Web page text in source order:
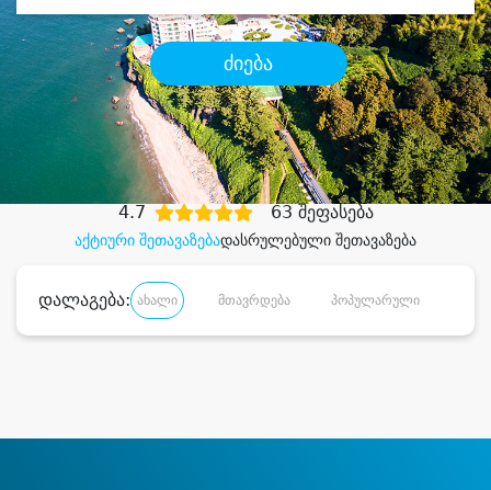
ძიება
შეიძინესასურველი მომსახურება
დიდი დანაზოგით
აქტიური შეთავაზებადასრულებული შეთავაზება
4.7 63 შეფასება
დალაგება: ახალი მთავრდება პოპულარული